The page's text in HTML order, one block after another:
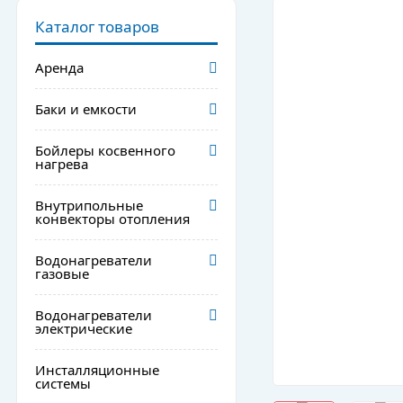
Каталог товаров
Аренда
Баки и емкости
Бойлеры косвенного
нагрева
Внутрипольные
конвекторы отопления
Водонагреватели
газовые
Водонагреватели
электрические
Инсталляционные
системы